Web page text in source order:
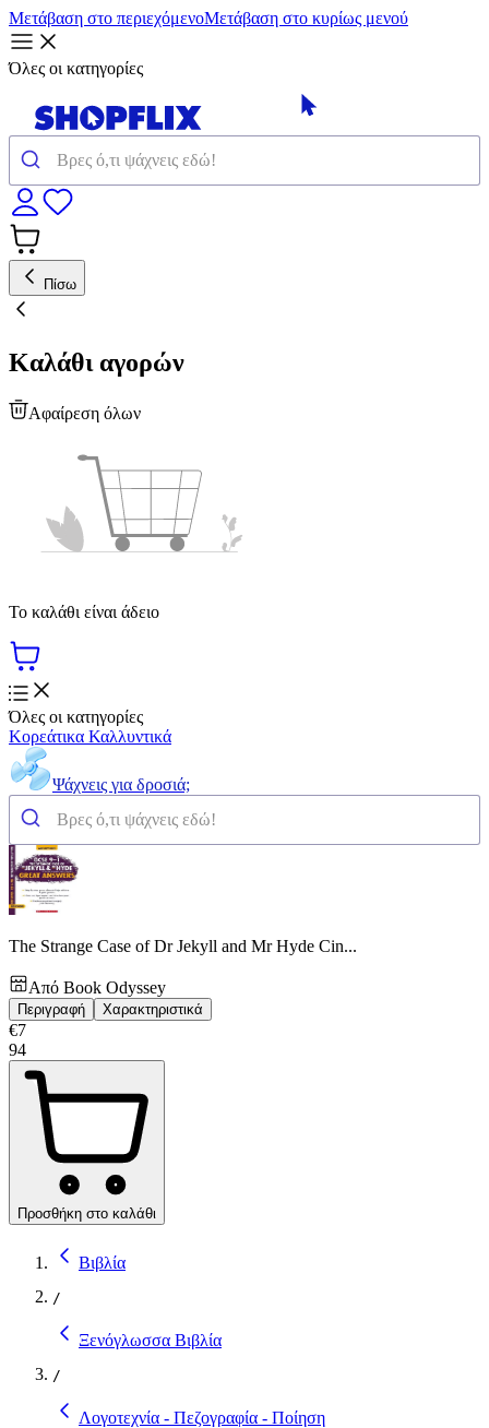
Μετάβαση στο περιεχόμενοΜετάβαση στο κυρίως μενού
Όλες οι κατηγορίες
Πίσω
Καλάθι αγορών
Αφαίρεση όλων
Το καλάθι είναι άδειο
Όλες οι κατηγορίες
Κορεάτικα Καλλυντικά
Ψάχνεις για δροσιά;
The Strange Case of Dr Jekyll and Mr Hyde Cin...
Από Book Odyssey
Περιγραφή Χαρακτηριστικά
€7
94
Προσθήκη στο καλάθι
Βιβλία
/
Ξενόγλωσσα Βιβλία
/
Λογοτεχνία - Πεζογραφία - Ποίηση